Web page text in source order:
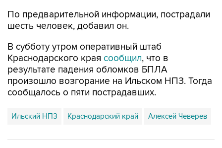
По предварительной информации, пострадали
шесть человек, добавил он.
В субботу утром оперативный штаб
Краснодарского края сообщил, что в
результате падения обломков БПЛА
произошло возгорание на Ильском НПЗ. Тогда
сообщалось о пяти пострадавших.
Ильский НПЗ Краснодарский край Алексей Чеверев